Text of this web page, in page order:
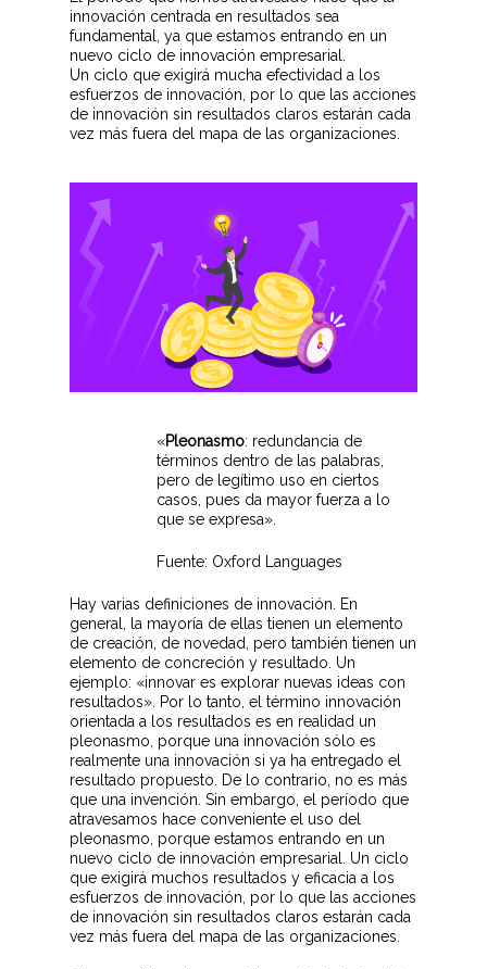
innovación centrada en resultados sea
fundamental, ya que estamos entrando en un
nuevo ciclo de innovación empresarial.
Un ciclo que exigirá mucha efectividad a los
esfuerzos de innovación, por lo que las acciones
de innovación sin resultados claros estarán cada
vez más fuera del mapa de las organizaciones.
«Pleonasmo: redundancia de
términos dentro de las palabras,
pero de legítimo uso en ciertos
casos, pues da mayor fuerza a lo
que se expresa».
Fuente: Oxford Languages
Hay varias definiciones de innovación. En
general, la mayoría de ellas tienen un elemento
de creación, de novedad, pero también tienen un
elemento de concreción y resultado. Un
ejemplo: «innovar es explorar nuevas ideas con
resultados». Por lo tanto, el término innovación
orientada a los resultados es en realidad un
pleonasmo, porque una innovación sólo es
realmente una innovación si ya ha entregado el
resultado propuesto. De lo contrario, no es más
que una invención. Sin embargo, el período que
atravesamos hace conveniente el uso del
pleonasmo, porque estamos entrando en un
nuevo ciclo de innovación empresarial. Un ciclo
que exigirá muchos resultados y eficacia a los
esfuerzos de innovación, por lo que las acciones
de innovación sin resultados claros estarán cada
vez más fuera del mapa de las organizaciones.